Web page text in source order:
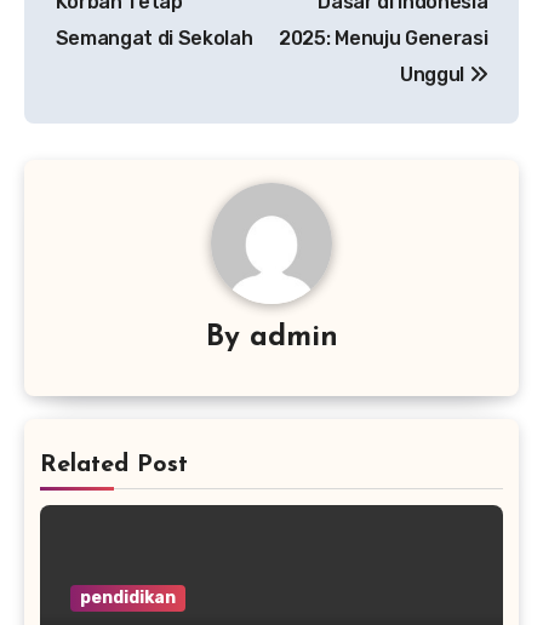
Semangat di Sekolah
2025: Menuju Generasi
Unggul
By admin
Related Post
pendidikan